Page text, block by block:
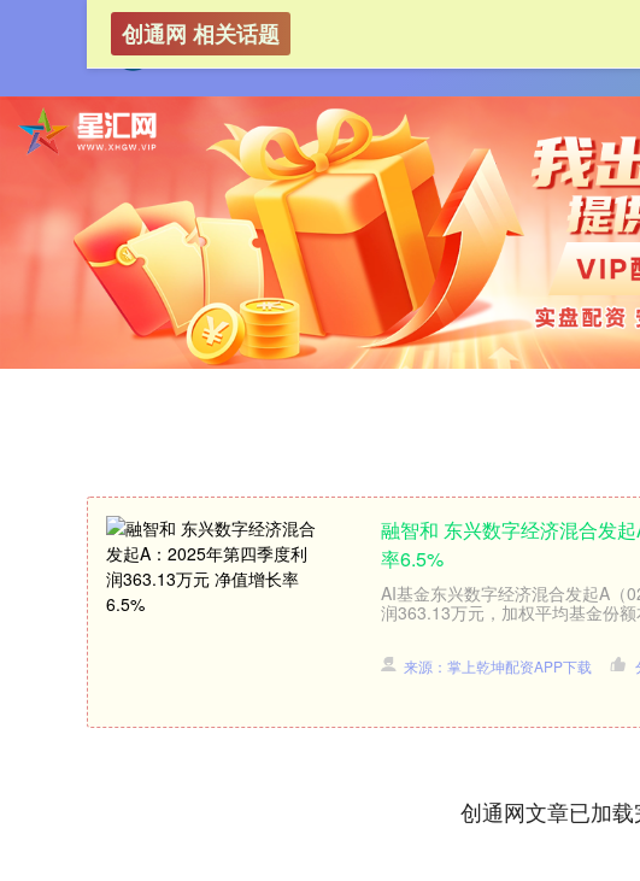
创通网 相关话题
融智和 东兴数字经济混合发
率6.5%
AI基金东兴数字经济混合发起A（
润363.13万元，加权平均基金份
来源：掌上乾坤配资APP下载
创通网文章已加